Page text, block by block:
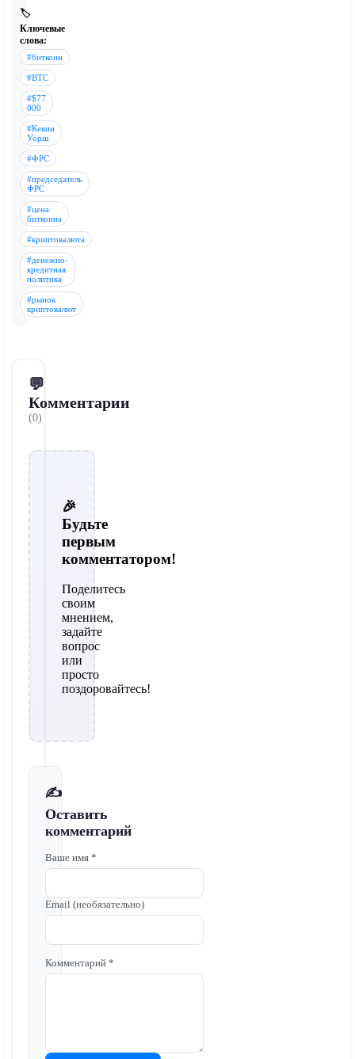
🏷️
Ключевые
слова:
#биткоин
#BTC
#$77
000
#Кевин
Уорш
#ФРС
#председатель
ФРС
#цена
биткоина
#криптовалюта
#денежно-
кредитная
политика
#рынок
криптовалют
💬
Комментарии
(0)
🎉
Будьте
первым
комментатором!
Поделитесь
своим
мнением,
задайте
вопрос
или
просто
поздоровайтесь!
✍️
Оставить
комментарий
Ваше имя *
Email (необязательно)
Комментарий *